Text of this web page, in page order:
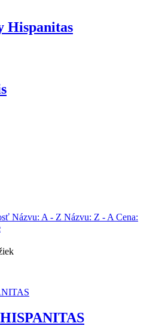
Hispanitas
Názvu: A - Z Názvu: Z - A Cena: